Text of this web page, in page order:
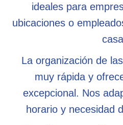
ideales para
ubicaciones o
La organización de
muy rápida y
excepcional. Nos
horario y necesidad